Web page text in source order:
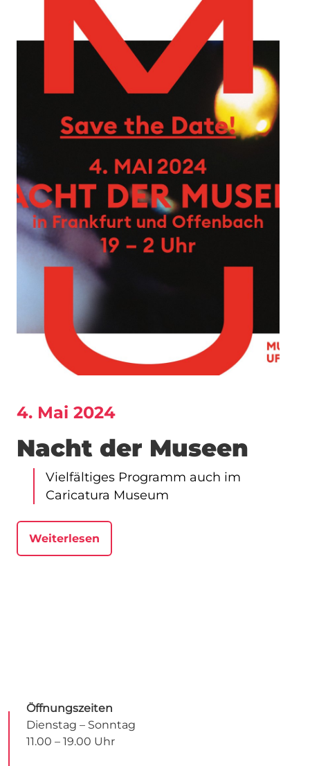
4. Mai 2024
Nacht der Museen
Vielfältiges Programm auch im
Caricatura Museum
Weiterlesen
Öffnungszeiten
Dienstag – Sonntag
11.00 – 19.00 Uhr